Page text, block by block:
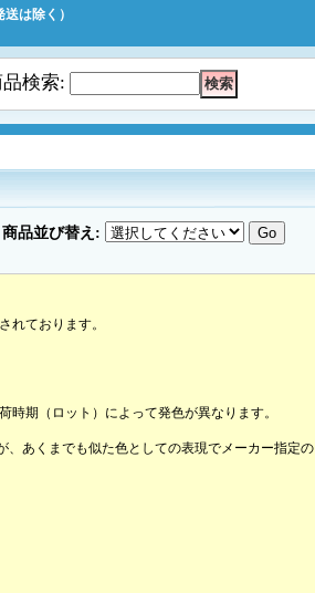
は除く）
検索:
商品並び替え :
れております。
期（ロット）によって発色が異なります。
、あくまでも似た色としての表現でメーカー指定の